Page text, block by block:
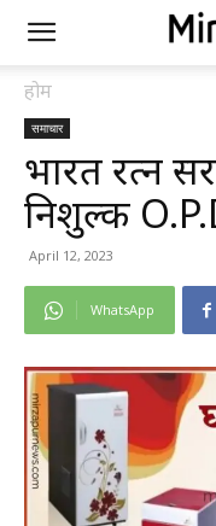
होम
समाचार
भारत रत्न
निशुल्क
April 12, 2023
WhatsApp